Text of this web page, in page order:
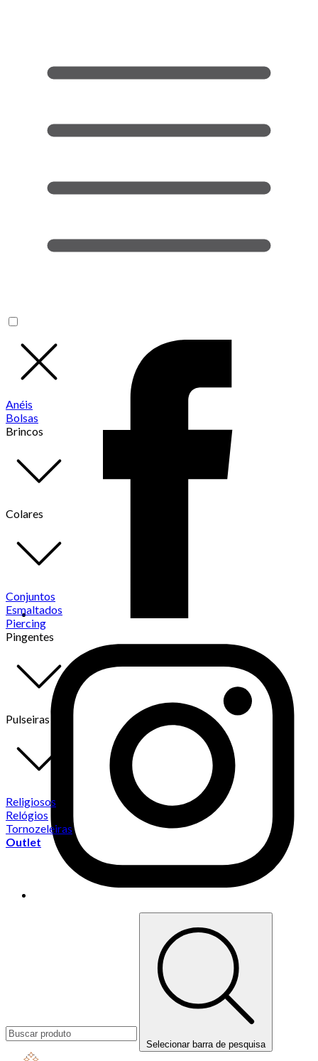
Anéis
Bolsas
Brincos
Colares
Conjuntos
Esmaltados
Piercing
Pingentes
Pulseiras
Religiosos
Relógios
Tornozeleiras
Outlet
Selecionar barra de pesquisa